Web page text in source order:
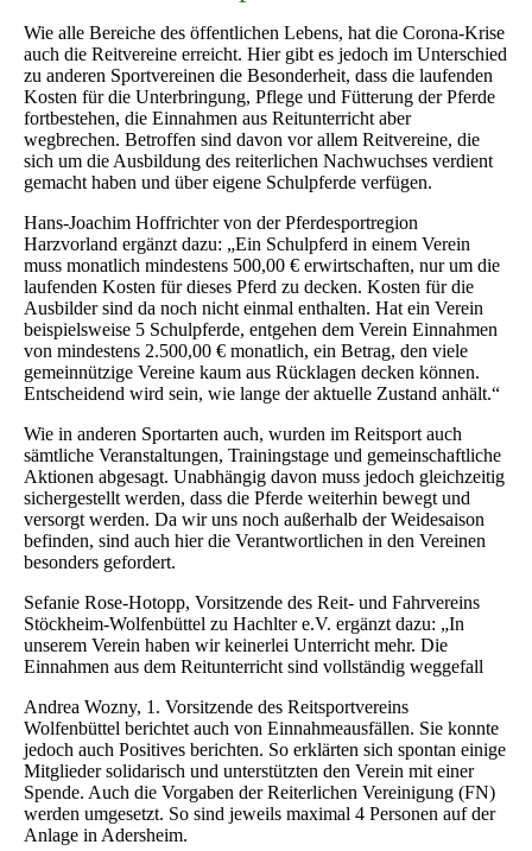
Wie alle Bereiche des öffentlichen Lebens, hat die Corona-Krise
auch die Reitvereine erreicht. Hier gibt es jedoch im Unterschied
zu anderen Sportvereinen die Besonderheit, dass die laufenden
Kosten für die Unterbringung, Pflege und Fütterung der Pferde
fortbestehen, die Einnahmen aus Reitunterricht aber
wegbrechen. Betroffen sind davon vor allem Reitvereine, die
sich um die Ausbildung des reiterlichen Nachwuchses verdient
gemacht haben und über eigene Schulpferde verfügen.
Hans-Joachim Hoffrichter von der Pferdesportregion
Harzvorland ergänzt dazu: „Ein Schulpferd in einem Verein
muss monatlich mindestens 500,00 € erwirtschaften, nur um die
laufenden Kosten für dieses Pferd zu decken. Kosten für die
Ausbilder sind da noch nicht einmal enthalten. Hat ein Verein
beispielsweise 5 Schulpferde, entgehen dem Verein Einnahmen
von mindestens 2.500,00 € monatlich, ein Betrag, den viele
gemeinnützige Vereine kaum aus Rücklagen decken können.
Entscheidend wird sein, wie lange der aktuelle Zustand anhält.“
Wie in anderen Sportarten auch, wurden im Reitsport auch
sämtliche Veranstaltungen, Trainingstage und gemeinschaftliche
Aktionen abgesagt. Unabhängig davon muss jedoch gleichzeitig
sichergestellt werden, dass die Pferde weiterhin bewegt und
versorgt werden. Da wir uns noch außerhalb der Weidesaison
befinden, sind auch hier die Verantwortlichen in den Vereinen
besonders gefordert.
Sefanie Rose-Hotopp, Vorsitzende des Reit- und Fahrvereins
Stöckheim-Wolfenbüttel zu Hachlter e.V. ergänzt dazu: „In
unserem Verein haben wir keinerlei Unterricht mehr. Die
Einnahmen aus dem Reitunterricht sind vollständig weggefall
Andrea Wozny, 1. Vorsitzende des Reitsportvereins
Wolfenbüttel berichtet auch von Einnahmeausfällen. Sie konnte
jedoch auch Positives berichten. So erklärten sich spontan einige
Mitglieder solidarisch und unterstützten den Verein mit einer
Spende. Auch die Vorgaben der Reiterlichen Vereinigung (FN)
werden umgesetzt. So sind jeweils maximal 4 Personen auf der
Anlage in Adersheim.